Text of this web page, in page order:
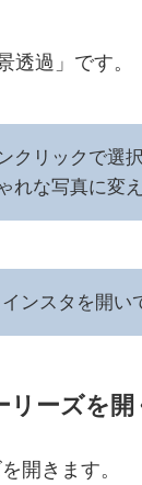
透過」です。
クリックで選
れな写真に変
インスタを開い
リーズを開
開きます。